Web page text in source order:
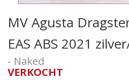
MV Agusta
EAS ABS 2021
- Naked
VERKOCHT